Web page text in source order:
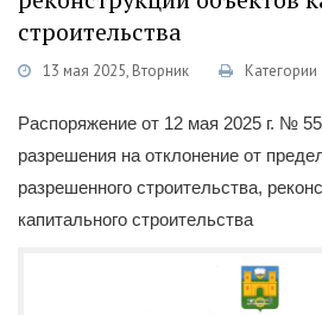
строительства
13 мая 2025, Вторник Категории
Распоряжение от 12 мая 2025 г. №
разрешения на отклонение от
разрешенного строительства,
капитального строительства